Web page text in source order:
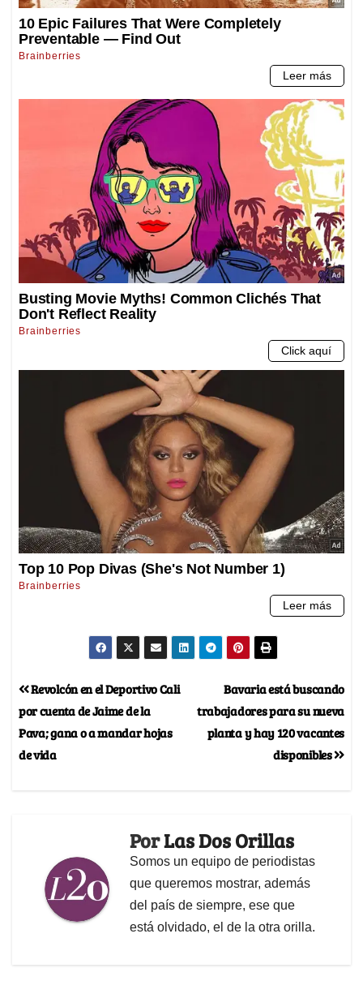
Bavaria está buscando
trabajadores para su nueva
planta y hay 120 vacantes
disponibles
Revolcón en el Deportivo Cali
por cuenta de Jaime de la
Pava; gana o a mandar hojas
de vida
PorLas Dos Orillas
Somos un equipo de periodistas
que queremos mostrar, además
del país de siempre, ese que
está olvidado, el de la otra orilla.